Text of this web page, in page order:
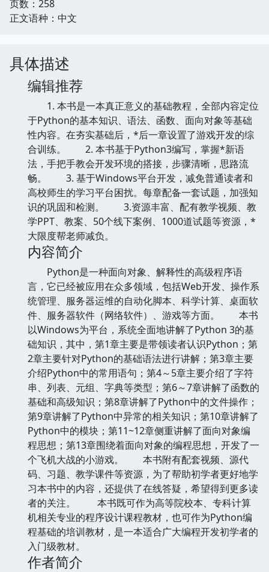
页数：258
正文语种：中文
具体描述
编辑推荐
1. 本书是一本真正意义的基础教程，全部内容定位
于Python的基本知识、语法、函数、面向对象等基础
性内容。在夯实基础后，*后一章设置了游戏开发的综
合训练。 2. 本书基于Python3编写，掌握*新语
法，手把手教会开发环境的搭接，步骤清晰，思路流
畅。 3. 基于Windows平台开发，减免普通读者和
高校师生的学习平台困扰。每章配备一套试题，加强知
识的巩固和检测。 3.资源丰富、配有教学视频、教
学PPT、教案、50个线下案例、1000道试题等资源，*
大限度帮老师减负。
内容简介
Python是一种面向对象、解释性的高级程序语
言，它已经被应用在众多领域，包括Web开发、操作系
统管理、服务器运维的自动化脚本、科学计算、桌面软
件、服务器软件（网络软件）、游戏等方面。 本书
以Windows为平台，系统全面地讲解了Python 3的基
础知识，其中，第1章主要是带领读者认识Python；第
2章主要针对Python的基础语法进行讲解；第3章主要
介绍Python中的常用语句；第4～5章主要介绍了字符
串、列表、元组、字典等类型；第6～7章讲解了函数的
基础和高级知识；第8章讲解了Python中的文件操作；
第9章讲解了Python中异常的相关知识；第10章讲解了
Python中的模块；第11~12章侧重讲解了面向对象编
程思想；第13章围绕着面向对象的编程思想，开发了一
个飞机大战的小游戏。 本书附有配套视频、源代
码、习题、教学课件等资源，为了帮助初学者更好地学
习本书中的内容，还提供了在线答疑，希望得到更多读
者的关注。 本书既可作为高等院校本、专科计算
机相关专业的程序设计课程教材，也可作为Python编
程基础的培训教材，是一本适合广大编程开发初学者的
入门级教材。
作者简介